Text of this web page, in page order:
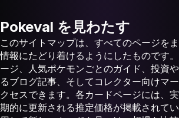
Pokeval を見わたす
このサイトマップは、すべてのページを
情報にたどり着けるようにしたものです
ージ、人気ポケモンごとのガイド、投資
るブログ記事、そしてコレクター向けマ
クセスできます。各カードページには、
期的に更新される推定価格が掲載されて